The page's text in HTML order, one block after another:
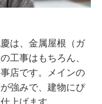
は、金属屋根（ガ
工事はもちろん、
店です。メインの
強みで、建物にぴ
上げます。